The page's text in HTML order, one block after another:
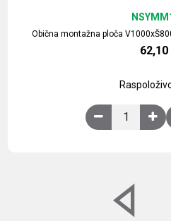
Obična montažna ploča
62,10
Obična